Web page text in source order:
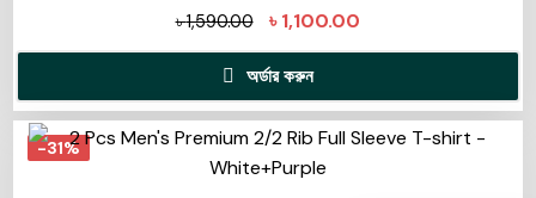
৳1,590.00 ৳1,100.00
অর্ডার করুন
-31%